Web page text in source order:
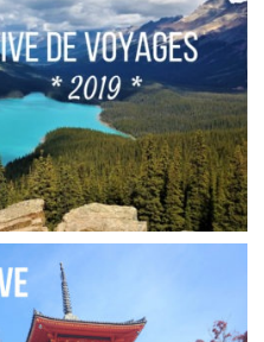
VOYAGES // 2020
Blog
// 2019
Amérique du Nord
,Europe